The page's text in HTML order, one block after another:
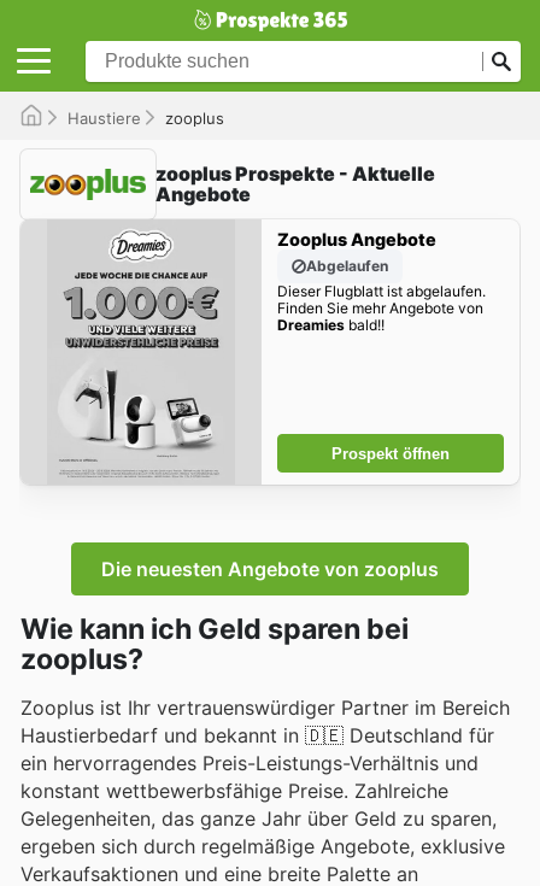
Haustiere zooplus
zooplus Prospekte - Aktuelle
Angebote
Zooplus Angebote
Abgelaufen
Dieser Flugblatt ist abgelaufen.
Finden Sie mehr Angebote von
Dreamiesbald!!
Prospekt öffnen
Die neuesten Angebote von zooplus
Wie kann ich Geld sparen bei
zooplus?
Zooplus ist Ihr vertrauenswürdiger Partner im Bereich
Haustierbedarf und bekannt in 🇩🇪 Deutschland für
ein hervorragendes Preis-Leistungs-Verhältnis und
konstant wettbewerbsfähige Preise. Zahlreiche
Gelegenheiten, das ganze Jahr über Geld zu sparen,
ergeben sich durch regelmäßige Angebote, exklusive
Verkaufsaktionen und eine breite Palette an